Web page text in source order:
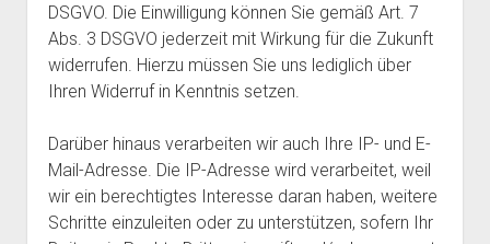
DSGVO. Die Einwilligung können Sie gemäß Art. 7
Abs. 3 DSGVO jederzeit mit Wirkung für die Zukunft
widerrufen. Hierzu müssen Sie uns lediglich über
Ihren Widerruf in Kenntnis setzen.
Darüber hinaus verarbeiten wir auch Ihre IP- und E-
Mail-Adresse. Die IP-Adresse wird verarbeitet, weil
wir ein berechtigtes Interesse daran haben, weitere
Schritte einzuleiten oder zu unterstützen, sofern Ihr